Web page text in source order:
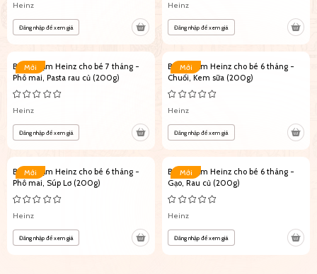
Heinz
Đăng nhập để xem giá
Heinz
Đăng nhập để xem giá
Mới
Bột ăn dặm Heinz cho bé 7 tháng -
Phô mai, Pasta rau củ (200g)
Heinz
Đăng nhập để xem giá
Mới
Bột ăn dặm Heinz cho bé 6 tháng -
Chuối, Kem sữa (200g)
Heinz
Đăng nhập để xem giá
Mới
Bột ăn dặm Heinz cho bé 6 tháng -
Phô mai, Súp Lơ (200g)
Heinz
Đăng nhập để xem giá
Mới
Bột ăn dặm Heinz cho bé 6 tháng -
Gạo, Rau củ (200g)
Heinz
Đăng nhập để xem giá